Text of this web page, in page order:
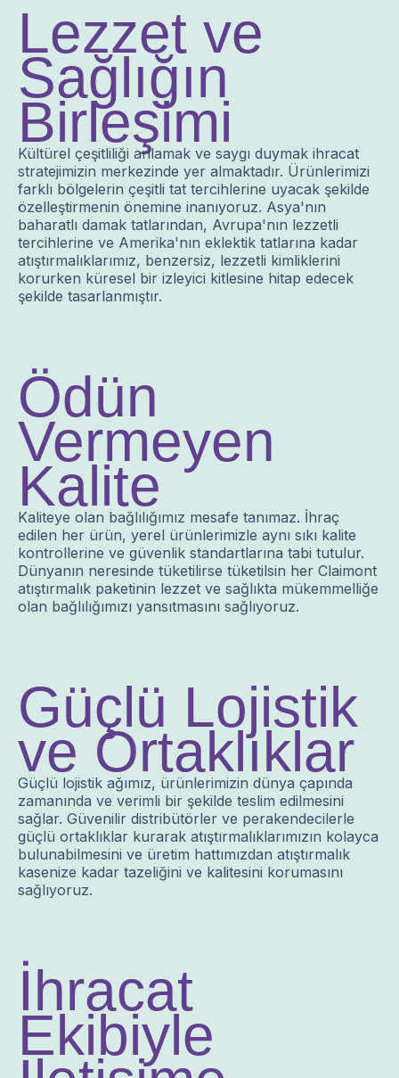
Lezzet ve
Sağlığın
Birleşimi
Kültürel çeşitliliği anlamak ve saygı duymak ihracat
stratejimizin merkezinde yer almaktadır. Ürünlerimizi
farklı bölgelerin çeşitli tat tercihlerine uyacak şekilde
özelleştirmenin önemine inanıyoruz. Asya'nın
baharatlı damak tatlarından, Avrupa'nın lezzetli
tercihlerine ve Amerika'nın eklektik tatlarına kadar
atıştırmalıklarımız, benzersiz, lezzetli kimliklerini
korurken küresel bir izleyici kitlesine hitap edecek
şekilde tasarlanmıştır.
Ödün
Vermeyen
Kalite
Kaliteye olan bağlılığımız mesafe tanımaz. İhraç
edilen her ürün, yerel ürünlerimizle aynı sıkı kalite
kontrollerine ve güvenlik standartlarına tabi tutulur.
Dünyanın neresinde tüketilirse tüketilsin her Claimont
atıştırmalık paketinin lezzet ve sağlıkta mükemmelliğe
olan bağlılığımızı yansıtmasını sağlıyoruz.
Güçlü Lojistik
ve Ortaklıklar
Güçlü lojistik ağımız, ürünlerimizin dünya çapında
zamanında ve verimli bir şekilde teslim edilmesini
sağlar. Güvenilir distribütörler ve perakendecilerle
güçlü ortaklıklar kurarak atıştırmalıklarımızın kolayca
bulunabilmesini ve üretim hattımızdan atıştırmalık
kasenize kadar tazeliğini ve kalitesini korumasını
sağlıyoruz.
İhracat
Ekibiyle